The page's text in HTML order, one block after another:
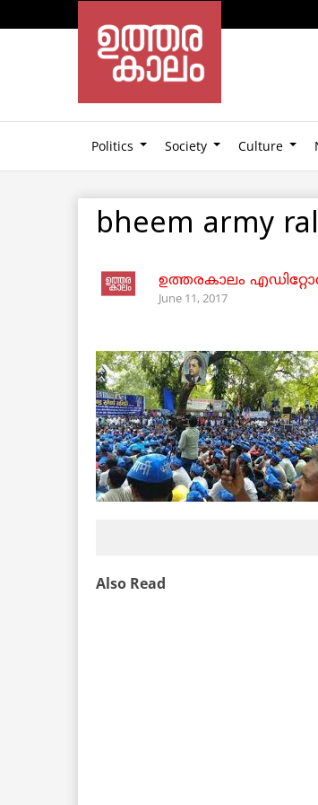
Politics Society Culture
bheem army
ഉത്തരകാലം
June 11, 2017
Also Read